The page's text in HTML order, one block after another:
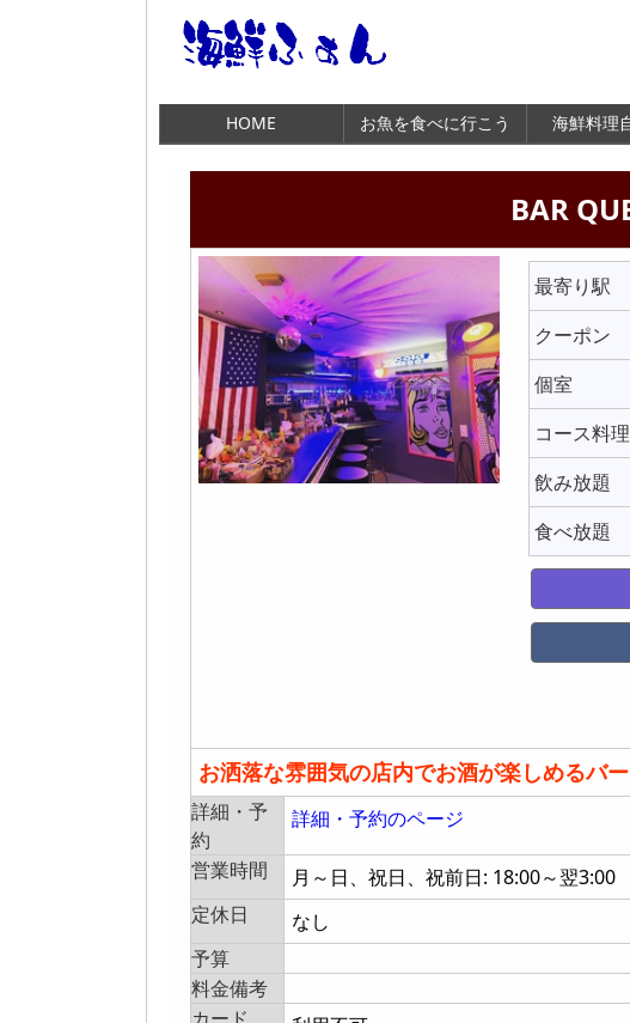
HOME お魚を食べに行こう 海鮮料理
BAR
最寄り駅
クーポン
個室
コース料理
飲み放題
食べ放題
お洒落な雰囲気の店内でお酒が楽しめるバー
詳細・予
約
詳細・予約のページ
営業時間
月～日、祝日、祝前日: 18:00～翌3:00
定休日
なし
予算
料金備考